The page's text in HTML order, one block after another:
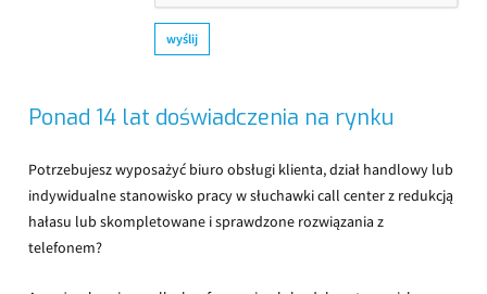
wyślij
Ponad 14 lat doświadczenia na rynku
Potrzebujesz wyposażyć biuro obsługi klienta, dział handlowy lub
indywidualne stanowisko pracy w słuchawki call center z redukcją
hałasu lub skompletowane i sprawdzone rozwiązania z
telefonem?